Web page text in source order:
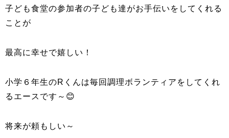
子ども食堂の参加者の子ども達がお手伝いをしてくれる
ことが
最高に幸せで嬉しい！
小学６年生のRくんは毎回調理ボランティアをしてくれ
るエースです～ 😊
将来が頼もしい～